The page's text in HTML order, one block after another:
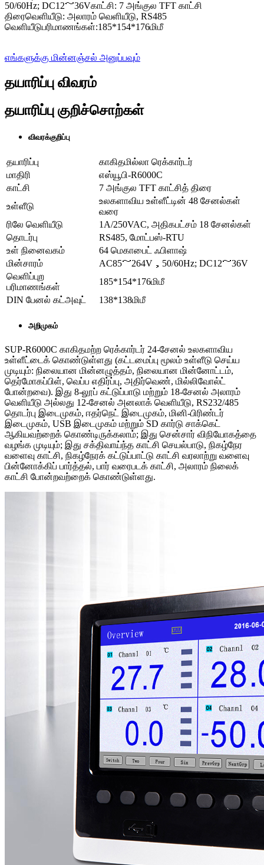
50/60Hz; DC12～36Vகாட்சி: 7 அங்குல TFT காட்சி
திரைவெளியீடு: அலாரம் வெளியீடு, RS485
வெளியீடுபரிமாணங்கள்:185*154*176மிமீ
எங்களுக்கு மின்னஞ்சல் அனுப்பவும்
தயாரிப்பு விவரம்
தயாரிப்பு குறிச்சொற்கள்
விவரக்குறிப்பு
தயாரிப்பு
காகிதமில்லா ரெக்கார்டர்
மாதிரி
எஸ்யூபி-R6000C
காட்சி
7 அங்குல TFT காட்சித் திரை
உள்ளீடு
உலகளாவிய உள்ளீட்டின் 48 சேனல்கள்
வரை
ரிலே வெளியீடு
1A/250VAC, அதிகபட்சம் 18 சேனல்கள்
தொடர்பு
RS485, மோட்பஸ்-RTU
உள் நினைவகம்
64 மெகாபைட் ஃபிளாஷ்
மின்சாரம்
AC85～264V，50/60Hz; DC12～36V
வெளிப்புற
பரிமாணங்கள்
185*154*176மிமீ
DIN பேனல் கட்அவுட்
138*138மிமீ
அறிமுகம்
SUP-R6000C காகிதமற்ற ரெக்கார்டர் 24-சேனல் உலகளாவிய
உள்ளீட்டைக் கொண்டுள்ளது (கட்டமைப்பு மூலம் உள்ளீடு செய்ய
முடியும்: நிலையான மின்னழுத்தம், நிலையான மின்னோட்டம்,
தெர்மோகப்பிள், வெப்ப எதிர்ப்பு, அதிர்வெண், மில்லிவோல்ட்
போன்றவை). இது 8-லூப் கட்டுப்பாடு மற்றும் 18-சேனல் அலாரம்
வெளியீடு அல்லது 12-சேனல் அனலாக் வெளியீடு, RS232/485
தொடர்பு இடைமுகம், ஈதர்நெட் இடைமுகம், மினி-பிரிண்டர்
இடைமுகம், USB இடைமுகம் மற்றும் SD கார்டு சாக்கெட்
ஆகியவற்றைக் கொண்டிருக்கலாம்; இது சென்சார் விநியோகத்தை
வழங்க முடியும்; இது சக்திவாய்ந்த காட்சி செயல்பாடு, நிகழ்நேர
வளைவு காட்சி, நிகழ்நேரக் கட்டுப்பாட்டு காட்சி வரலாற்று வளைவு
பின்னோக்கிப் பார்த்தல், பார் வரைபடக் காட்சி, அலாரம் நிலைக்
காட்சி போன்றவற்றைக் கொண்டுள்ளது.